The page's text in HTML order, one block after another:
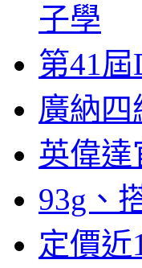
子學
第41
廣納四
英偉達
93g、
定價近